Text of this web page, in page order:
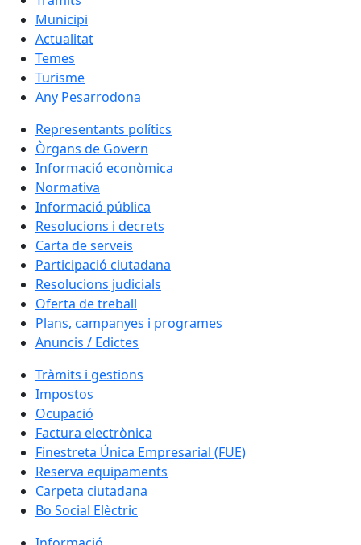
Municipi
Actualitat
Temes
Turisme
Any Pesarrodona
Representants polítics
Òrgans de Govern
Informació econòmica
Normativa
Informació pública
Resolucions i decrets
Carta de serveis
Participació ciutadana
Resolucions judicials
Oferta de treball
Plans, campanyes i programes
Anuncis / Edictes
Tràmits i gestions
Impostos
Ocupació
Factura electrònica
Finestreta Única Empresarial (FUE)
Reserva equipaments
Carpeta ciutadana
Bo Social Elèctric